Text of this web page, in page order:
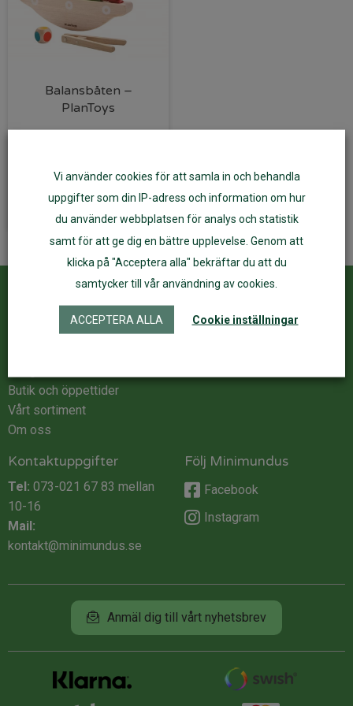
Balansbåten –
PlanToys
Lägg till i varukorg
Kundservice
Kontakta oss
Butik och öppettider
Vårt sortiment
Om oss
Kontaktuppgifter
Tel: 073-021 67 83 mellan
10-16
Mail:
kontakt@minimundus.se
Följ Minimundus
Facebook
Instagram
Anmäl dig till vårt nyhetsbrev
Vi använder cookies för att samla in och behandla
uppgifter som din IP-adress och information om hur
du använder webbplatsen för analys och statistik
samt för att ge dig en bättre upplevelse. Genom att
klicka på "Acceptera alla" bekräftar du att du
samtycker till vår användning av cookies.
ACCEPTERA ALLA Cookie inställningar